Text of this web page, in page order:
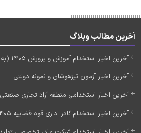
آخرین مطالب وبلاگ
آخرین اخبار استخدام آموزش و پرورش 1405 (به زودی)
آخرین اخبار آزمون تیزهوشان و نمونه دولتی
آخرین اخبار استخدامی منطقه آزاد تجاری صنعتی 1405
آخرین اخبار استخدام کادر اداری قوه قضاییه 1405 (به زودی)